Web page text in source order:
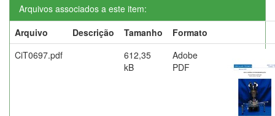
Arquivos associados a este item:
Arquivo
Descrição Tamanho
Formato
CiT0697.pdf
612,35
kB
Adobe
PDF